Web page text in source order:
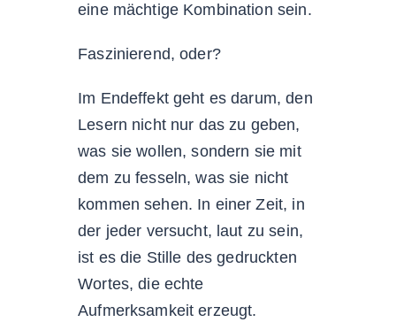
eine mächtige Kombination sein.
Faszinierend, oder?
Im Endeffekt geht es darum, den
Lesern nicht nur das zu geben,
was sie wollen, sondern sie mit
dem zu fesseln, was sie nicht
kommen sehen. In einer Zeit, in
der jeder versucht, laut zu sein,
ist es die Stille des gedruckten
Wortes, die echte
Aufmerksamkeit erzeugt.